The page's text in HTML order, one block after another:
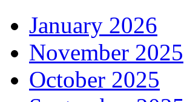
January 2026
November 2025
October 2025